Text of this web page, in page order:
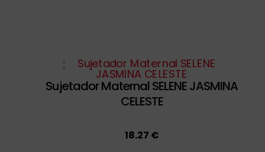
Sujetador Maternal SELENE JASMINA
CELESTE
18.27 €